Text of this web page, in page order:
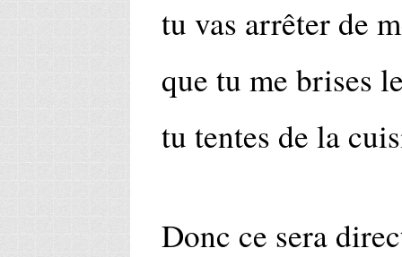
tu vas arrêter de
que tu me brises
tu tentes de la
Donc ce sera